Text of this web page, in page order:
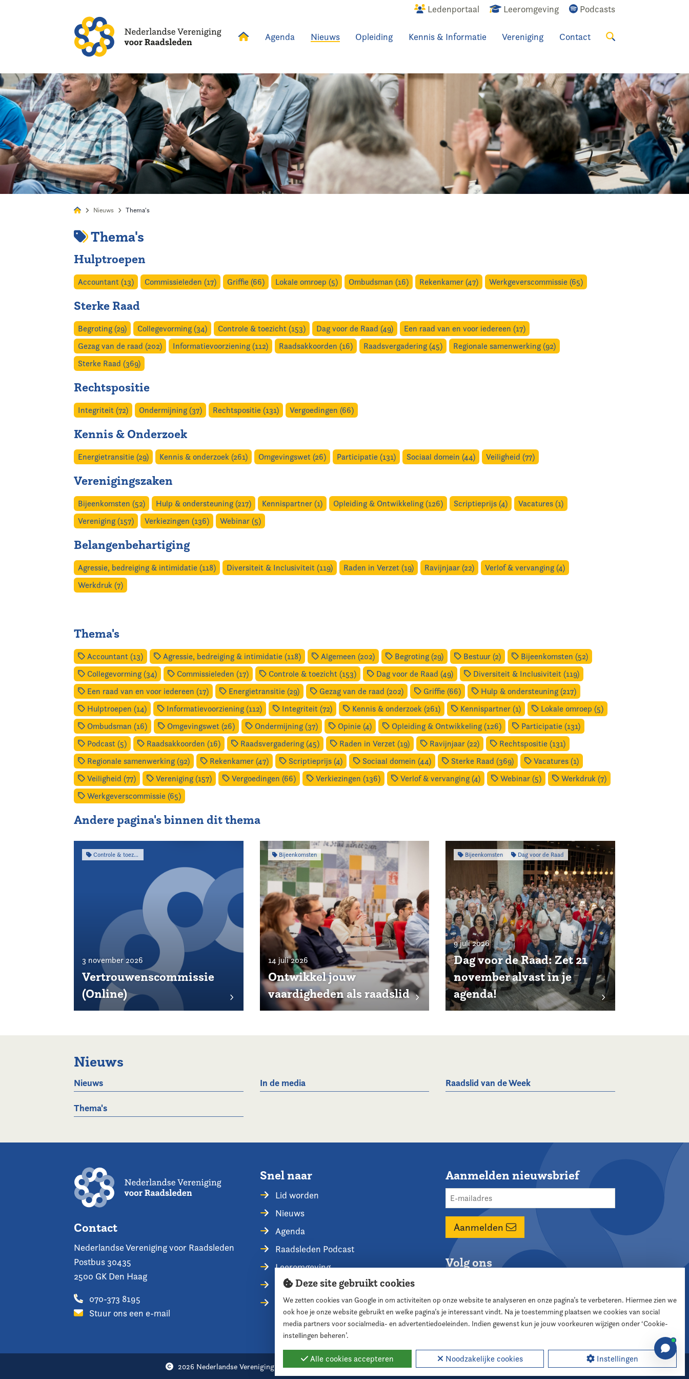
Ledenportaal Leeromgeving Podcasts
Agenda Nieuws Opleiding Kennis & Informatie Vereniging Contact
Alles Nieuws Agenda Raadslid
Kennis & Informatie
Nieuws Thema's
Thema's
Hulptroepen
Accountant (13) Commissieleden (17) Griffie (66) Lokale omroep (5) Ombudsman (16) Rekenkamer (47) Werkgeverscommissie (65)
Sterke Raad
Begroting (29) Collegevorming (34) Controle & toezicht (153) Dag voor de Raad (49)
Een raad van en voor iedereen (17)
Gezag van de raad (202)
Informatievoorziening (112) Raadsakkoorden (16) Raadsvergadering (45)
Regionale samenwerking (92)
Sterke Raad (369)
Rechtspositie
Integriteit (72) Ondermijning (37) Rechtspositie (131) Vergoedingen (66)
Kennis & Onderzoek
Energietransitie (29) Kennis & onderzoek (261) Omgevingswet (26) Participatie (131) Sociaal domein (44) Veiligheid (77)
Verenigingszaken
Bijeenkomsten (52) Hulp & ondersteuning (217) Kennispartner (1) Opleiding & Ontwikkeling (126) Scriptieprijs (4)
Vacatures (1)
Vereniging (157)
Verkiezingen (136) Webinar (5)
Belangenbehartiging
Agressie, bedreiging & intimidatie (118) Diversiteit & Inclusiviteit (119) Raden in Verzet (19) Ravijnjaar (22)
Verlof & vervanging (4)
Werkdruk (7)
Thema's
Accountant (13) Agressie, bedreiging & intimidatie (118) Algemeen (202) Begroting (29) Bestuur (2)
Bijeenkomsten (52)
Collegevorming (34)
Commissieleden (17) Controle & toezicht (153) Dag voor de Raad (49)
Diversiteit & Inclusiviteit (119)
Een raad van en voor iedereen (17)
Energietransitie (29) Gezag van de raad (202) Griffie (66)
Hulp & ondersteuning (217)
Hulptroepen (14)
Informatievoorziening (112) Integriteit (72) Kennis & onderzoek (261) Kennispartner (1)
Lokale omroep (5)
Ombudsman (16)
Omgevingswet (26) Ondermijning (37) Opinie (4) Opleiding & Ontwikkeling (126)
Participatie (131)
Podcast (5)
Raadsakkoorden (16) Raadsvergadering (45) Raden in Verzet (19) Ravijnjaar (22)
Rechtspositie (131)
Regionale samenwerking (92)
Rekenkamer (47) Scriptieprijs (4) Sociaal domein (44) Sterke Raad (369)
Vacatures (1)
Veiligheid (77)
Vereniging (157) Vergoedingen (66) Verkiezingen (136) Verlof & vervanging (4) Webinar (5)
Werkdruk (7)
Werkgeverscommissie (65)
Andere pagina's binnen dit thema
Controle & toezicht
3 november 2026
Vertrouwenscommissie
(Online)
Bijeenkomsten
14 juli 2026
Ontwikkel jouw
vaardigheden als raadslid
Bijeenkomsten Dag voor de Raad
9 juli 2026
Dag voor de Raad: Zet 21
november alvast in je
agenda!
Nieuws
Nieuws In de media Raadslid van de Week
Thema's
Contact
Nederlandse Vereniging voor Raadsleden
Postbus 30435
2500 GK Den Haag
070-373 8195
Stuur ons een e-mail
Snel naar
Lid worden
Nieuws
Agenda
Raadsleden Podcast
Leeromgeving
Privacyverklaring
Contact opnemen
Aanmelden nieuwsbrief
Aanmelden
Volg ons
2026 Nederlandse Vereniging voor Raadsleden Cookie instellingen Webdesign:XD designers
Deze site gebruikt cookies
We zetten cookies van Google in om activiteiten op onze website te analyseren en onze pagina’s te verbeteren. Hiermee zien we
ook hoe je onze website gebruikt en welke pagina’s je interessant vindt. Na je toestemming plaatsen we cookies van social
media partners voor socialmedia- en advertentiedoeleinden. Indien gewenst kun je jouw voorkeuren wijzigen onder ‘Cookie-
instellingen beheren’.
Alle cookies accepteren Noodzakelijke cookies Instellingen